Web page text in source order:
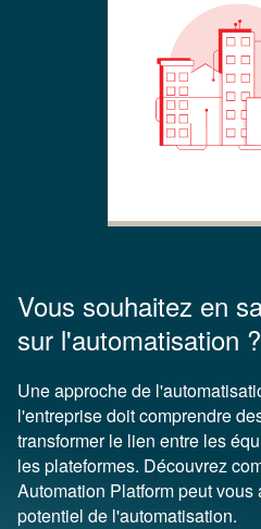
Vous souhaitez en
sur l'automatisation ?
Une approche de
l'entreprise doit comprendre
transformer le lien entre les
les plateformes. Découvrez
Automation Platform peut
potentiel de l'automatisation.